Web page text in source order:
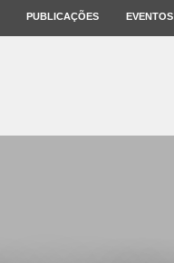
PUBLICAÇÕES EVENTOS